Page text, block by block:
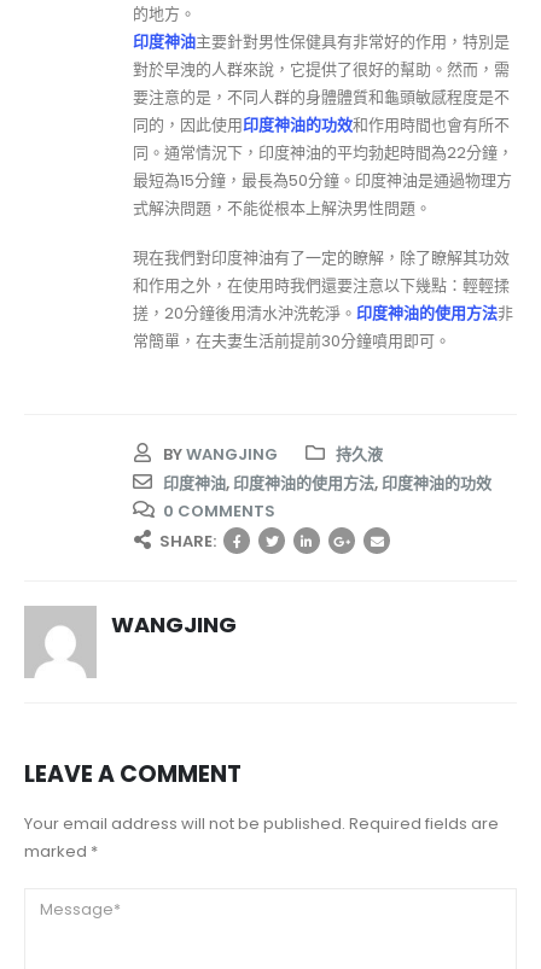
的地方。
印度神油主要針對男性保健具有非常好的作用，特別是
對於早洩的人群來說，它提供了很好的幫助。然而，需
要注意的是，不同人群的身體體質和龜頭敏感程度是不
同的，因此使用印度神油的功效和作用時間也會有所不
同。通常情況下，印度神油的平均勃起時間為22分鐘，
最短為15分鐘，最長為50分鐘。印度神油是通過物理方
式解決問題，不能從根本上解決男性問題。
現在我們對印度神油有了一定的瞭解，除了瞭解其功效
和作用之外，在使用時我們還要注意以下幾點：輕輕揉
搓，20分鐘後用清水沖洗乾淨。 印度神油的使用方法非
常簡單，在夫妻生活前提前30分鐘噴用即可。
BYWANGJING
持久液
印度神油,印度神油的使用方法,印度神油的功效
0 COMMENTS
SHARE:
WANGJING
LEAVE A COMMENT
Your email address will not be published. Required fields are
marked *